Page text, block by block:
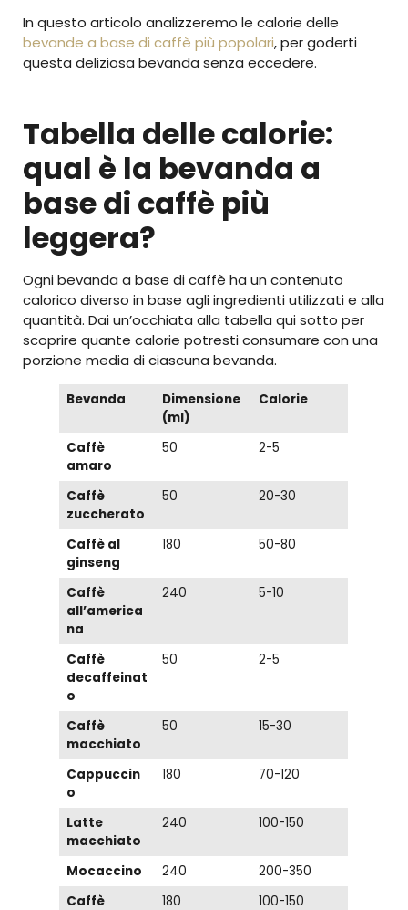
In questo articolo analizzeremo le calorie delle
bevande a base di caffè più popolari, per goderti
questa deliziosa bevanda senza eccedere.
Tabella delle calorie:
qual è la bevanda a
base di caffè più
leggera?
Ogni bevanda a base di caffè ha un contenuto
calorico diverso in base agli ingredienti utilizzati e alla
quantità. Dai un’occhiata alla tabella qui sotto per
scoprire quante calorie potresti consumare con una
porzione media di ciascuna bevanda.
Bevanda
Dimensione
(ml)
Calorie
Caffè
amaro
50 2-5
Caffè
zuccherato
50 20-30
Caffè al
ginseng
180 50-80
Caffè
all’america
na
240 5-10
Caffè
decaffeinat
o
50 2-5
Caffè
macchiato
50 15-30
Cappuccin
o
180 70-120
Latte
macchiato
240 100-150
Mocaccino 240
200-350
Caffè
180 100-150